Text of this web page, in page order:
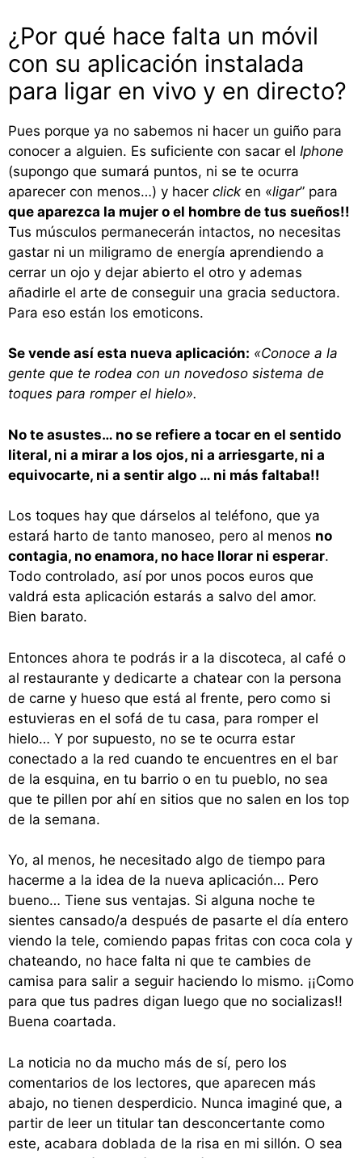
¿Por qué hace falta un móvil
con su aplicación instalada
para ligar en vivo y en directo?
Pues porque ya no sabemos ni hacer un guiño para
conocer a alguien. Es suficiente con sacar el Iphone
(supongo que sumará puntos, ni se te ocurra
aparecer con menos…) y hacer click en «ligar” para
que aparezca la mujer o el hombre de tus sueños!!
Tus músculos permanecerán intactos, no necesitas
gastar ni un miligramo de energía aprendiendo a
cerrar un ojo y dejar abierto el otro y ademas
añadirle el arte de conseguir una gracia seductora.
Para eso están los emoticons.
Se vende así esta nueva aplicación: «Conoce a la
gente que te rodea con un novedoso sistema de
toques para romper el hielo».
No te asustes… no se refiere a tocar en el sentido
literal, ni a mirar a los ojos, ni a arriesgarte, ni a
equivocarte, ni a sentir algo … ni más faltaba!!
Los toques hay que dárselos al teléfono, que ya
estará harto de tanto manoseo, pero al menos no
contagia, no enamora, no hace llorar ni esperar.
Todo controlado, así por unos pocos euros que
valdrá esta aplicación estarás a salvo del amor.
Bien barato.
Entonces ahora te podrás ir a la discoteca, al café o
al restaurante y dedicarte a chatear con la persona
de carne y hueso que está al frente, pero como si
estuvieras en el sofá de tu casa, para romper el
hielo… Y por supuesto, no se te ocurra estar
conectado a la red cuando te encuentres en el bar
de la esquina, en tu barrio o en tu pueblo, no sea
que te pillen por ahí en sitios que no salen en los top
de la semana.
Yo, al menos, he necesitado algo de tiempo para
hacerme a la idea de la nueva aplicación… Pero
bueno… Tiene sus ventajas. Si alguna noche te
sientes cansado/a después de pasarte el día entero
viendo la tele, comiendo papas fritas con coca cola y
chateando, no hace falta ni que te cambies de
camisa para salir a seguir haciendo lo mismo. ¡¡Como
para que tus padres digan luego que no socializas!!
Buena coartada.
La noticia no da mucho más de sí, pero los
comentarios de los lectores, que aparecen más
abajo, no tienen desperdicio. Nunca imaginé que, a
partir de leer un titular tan desconcertante como
este, acabara doblada de la risa en mi sillón. O sea